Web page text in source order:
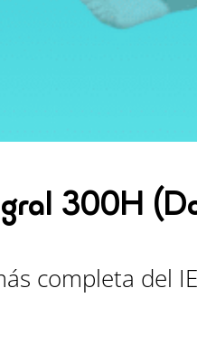
300H
completa del